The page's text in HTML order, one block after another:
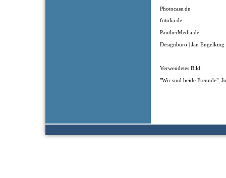
Photocase.de
fotolia.de
PantherMedia.de
Designbüro | Jan Engelking
Verwendetes Bild:
"Wir sind beide Freunde":